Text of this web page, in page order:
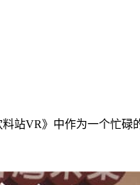
站VR》中作为一个忙碌